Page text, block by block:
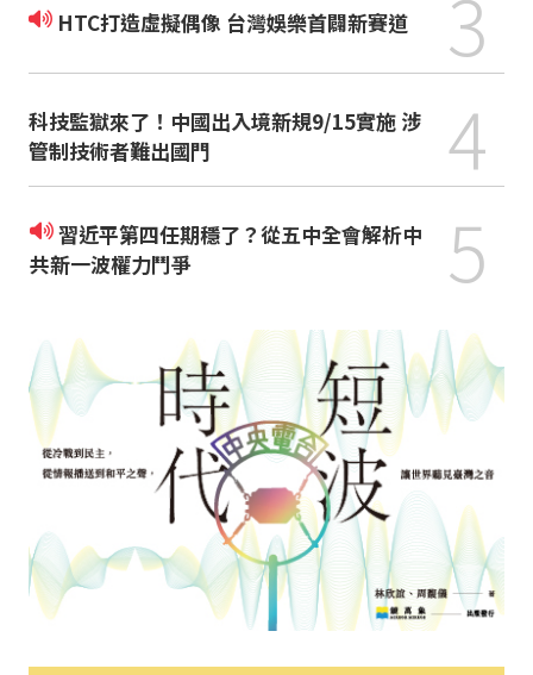
HTC打造虛擬偶像 台灣娛樂首闢新賽道 3
科技監獄來了！中國出入境新規9/15實施 涉
管制技術者難出國門
4
習近平第四任期穩了？從五中全會解析中
共新一波權力鬥爭
5